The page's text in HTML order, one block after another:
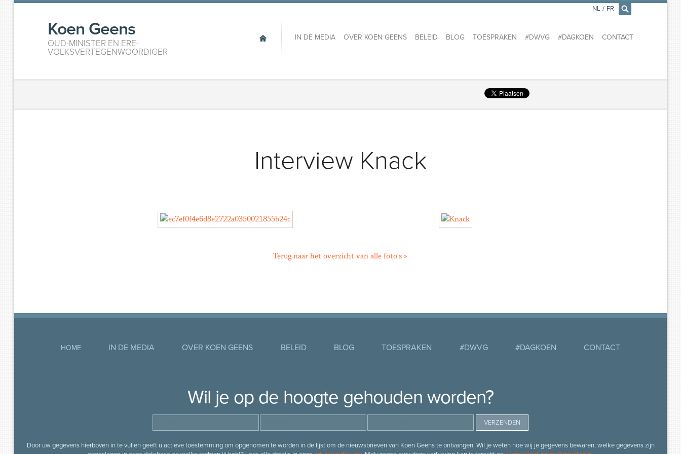
×
Koen Geens
OUD-MINISTER EN ERE-
VOLKSVERTEGENWOORDIGER
IN DE MEDIA OVER KOEN GEENS BELEID BLOG TOESPRAKEN #DWVG #DAGKOEN CONTACT
NL / FR
Interview Knack
Terug naar het overzicht van alle foto's »
HOME IN DE MEDIA OVER KOEN GEENS BELEID BLOG TOESPRAKEN #DWVG #DAGKOEN CONTACT
Wil je op de hoogte gehouden worden?
Door uw gegevens hierboven in te vullen geeft u actieve toestemming om opgenomen te worden in de lijst om de nieuwsbrieven van Koen Geens te ontvangen. Wil je weten hoe wij je gegevens bewaren, welke gegevens zijn